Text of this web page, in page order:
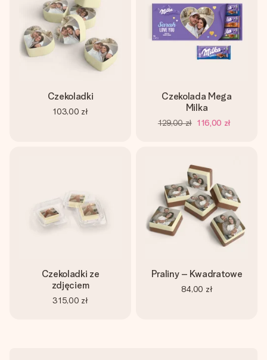
Czekoladki
103,00 zł
Czekolada Mega
Milka
129,00 zł 116,00 zł
Czekoladki ze
zdjęciem
315,00 zł
Praliny – Kwadratowe
84,00 zł